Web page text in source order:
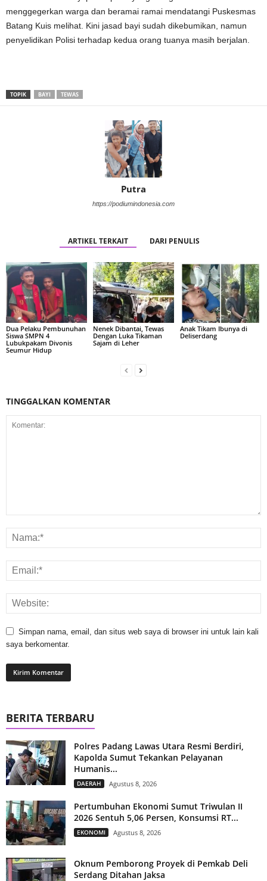
menggegerkan warga dan beramai ramai mendatangi Puskesmas
Batang Kuis melihat. Kini jasad bayi sudah dikebumikan, namun
penyelidikan Polisi terhadap kedua orang tuanya masih berjalan.
TOPIK BAYI TEWAS
Putra
https://podiumindonesia.com
ARTIKEL TERKAIT DARI PENULIS
Dua Pelaku Pembunuhan
Siswa SMPN 4
Lubukpakam Divonis
Seumur Hidup
Nenek Dibantai, Tewas
Dengan Luka Tikaman
Sajam di Leher
Anak Tikam Ibunya di
Deliserdang
TINGGALKAN KOMENTAR
Simpan nama, email, dan situs web saya di browser ini untuk lain kali
saya berkomentar.
BERITA TERBARU
Polres Padang Lawas Utara Resmi Berdiri,
Kapolda Sumut Tekankan Pelayanan
Humanis...
DAERAH Agustus 8, 2026
Pertumbuhan Ekonomi Sumut Triwulan II
2026 Sentuh 5,06 Persen, Konsumsi RT...
EKONOMI Agustus 8, 2026
Oknum Pemborong Proyek di Pemkab Deli
Serdang Ditahan Jaksa